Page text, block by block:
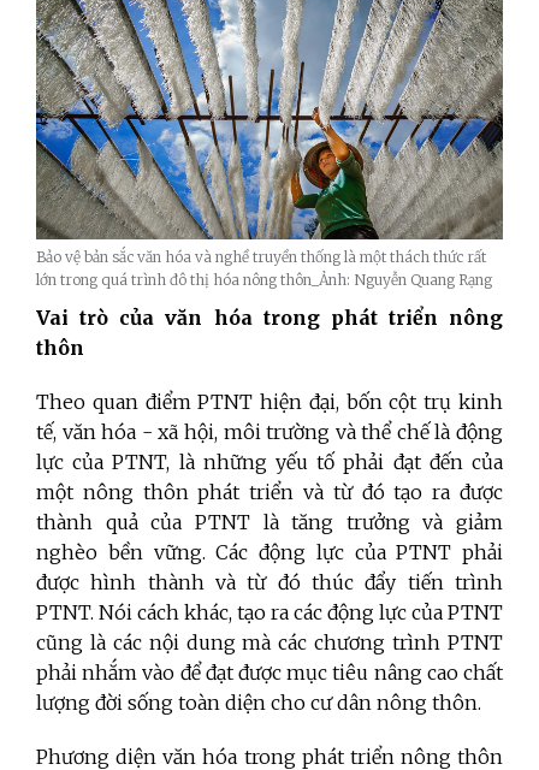
Bảo vệ bản sắc văn hóa và nghề truyền thống là một thách thức rất
lớn trong quá trình đô thị hóa nông thôn_Ảnh: Nguyễn Quang Rạng
Vai trò của văn hóa trong phát triển nông
thôn
Theo quan điểm PTNT hiện đại, bốn cột trụ kinh
tế, văn hóa - xã hội, môi trường và thể chế là động
lực của PTNT, là những yếu tố phải đạt đến của
một nông thôn phát triển và từ đó tạo ra được
thành quả của PTNT là tăng trưởng và giảm
nghèo bền vững. Các động lực của PTNT phải
được hình thành và từ đó thúc đẩy tiến trình
PTNT. Nói cách khác, tạo ra các động lực của PTNT
cũng là các nội dung mà các chương trình PTNT
phải nhắm vào để đạt được mục tiêu nâng cao chất
lượng đời sống toàn diện cho cư dân nông thôn.
Phương diện văn hóa trong phát triển nông thôn